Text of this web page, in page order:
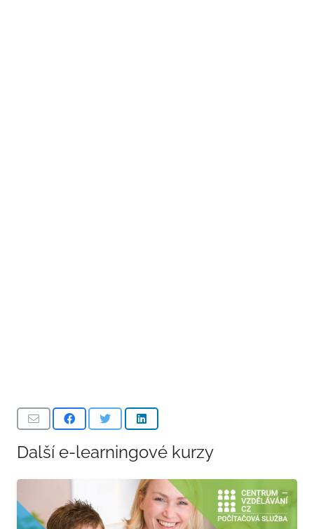
Snímek s grafem
Úloha: Snímek s grafem
Další e-learningové kurzy